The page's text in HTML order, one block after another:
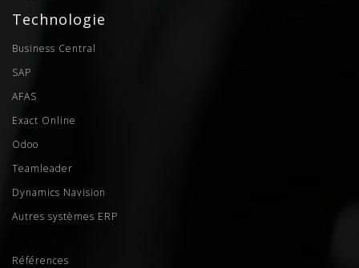
Technologie
Business Central
SAP
AFAS
Exact Online
Odoo
Teamleader
Dynamics Navision
Autres systèmes ERP
Références